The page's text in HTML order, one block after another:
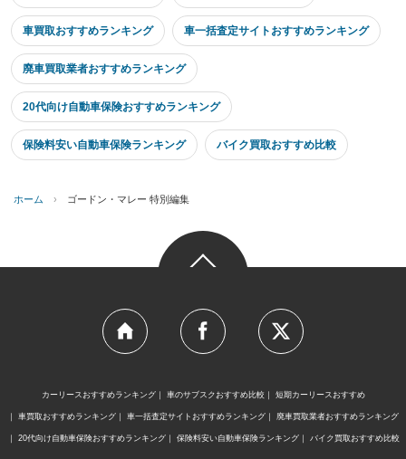
車買取おすすめランキング 車一括査定サイトおすすめランキング
廃車買取業者おすすめランキング
20代向け自動車保険おすすめランキング
保険料安い自動車保険ランキング バイク買取おすすめ比較
ホーム › ゴードン・マレー 特別編集
カーリースおすすめランキング 車のサブスクおすすめ比較 短期カーリースおすすめ
車買取おすすめランキング 車一括査定サイトおすすめランキング 廃車買取業者おすすめランキング
20代向け自動車保険おすすめランキング 保険料安い自動車保険ランキング バイク買取おすすめ比較